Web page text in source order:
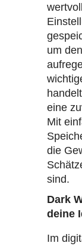
um
eine
Mit
die
sind.
Dark
deine
Im